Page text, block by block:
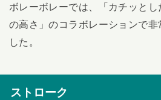
ボレーボレーでは、「カチッと
の高さ」のコラボレーションで非
した。
ストローク